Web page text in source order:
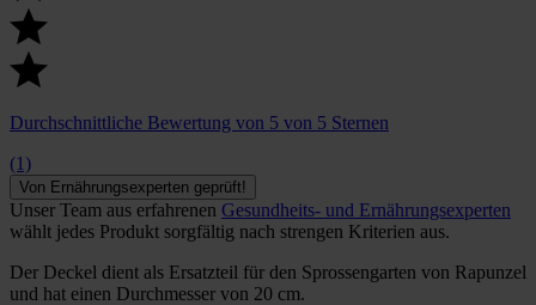
Durchschnittliche Bewertung von 5 von 5 Sternen
(1)
Von Ernährungsexperten geprüft!
Unser Team aus erfahrenen Gesundheits- und Ernährungsexperten
wählt jedes Produkt sorgfältig nach strengen Kriterien aus.
Der Deckel dient als Ersatzteil für den Sprossengarten von Rapunzel
und hat einen Durchmesser von 20 cm.